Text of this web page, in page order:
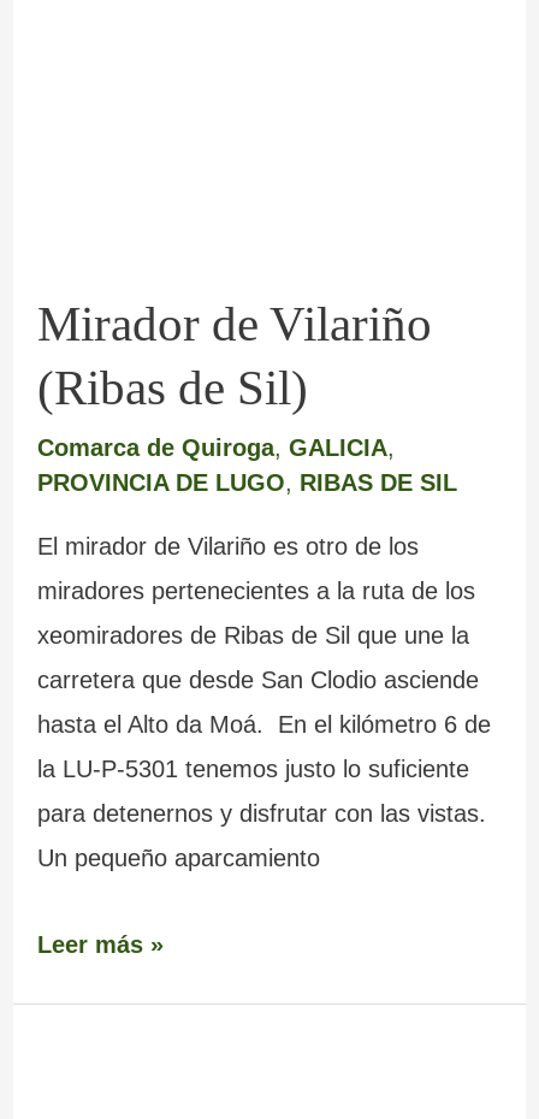
Mirador de Vilariño
(Ribas de Sil)
Comarca de Quiroga, GALICIA,
PROVINCIA DE LUGO, RIBAS DE SIL
El mirador de Vilariño es otro de los
miradores pertenecientes a la ruta de los
xeomiradores de Ribas de Sil que une la
carretera que desde San Clodio asciende
hasta el Alto da Moá. En el kilómetro 6 de
la LU-P-5301 tenemos justo lo suficiente
para detenernos y disfrutar con las vistas.
Un pequeño aparcamiento
Leer más »